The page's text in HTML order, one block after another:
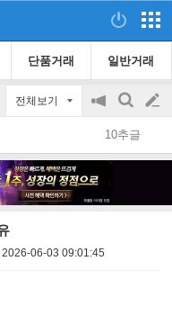
단품거래 일반거래
전체보기
공
지
on/off
검
색
글
쓰
10추글
2026-06-03 09:01:45